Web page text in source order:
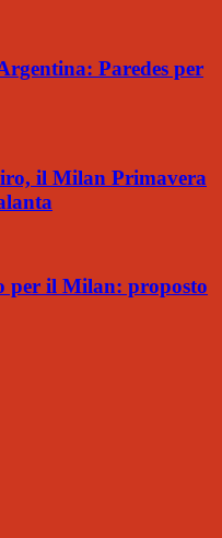
Paredes per
il Milan Primavera
per il Milan: proposto